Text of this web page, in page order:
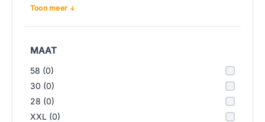
Toon meer
MAAT
58 (0)
30 (0)
28 (0)
XXL (0)